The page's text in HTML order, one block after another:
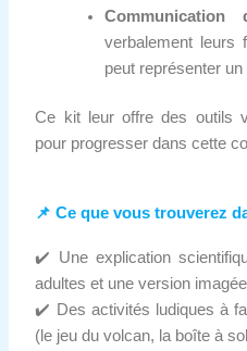
Communication
verbalement leurs
peut représenter
Ce kit leur offre des outils
pour progresser dans cette
📌 Ce que vous trouverez
✔️ Une explication
adultes et une version
✔️ Des activités ludiques à
(le jeu du volcan, la boîte à